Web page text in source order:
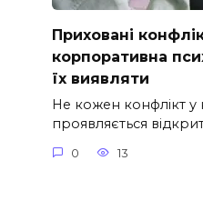
Приховані
корпоративна
їх виявляти
Не кожен конфлікт у
проявляється
0 13